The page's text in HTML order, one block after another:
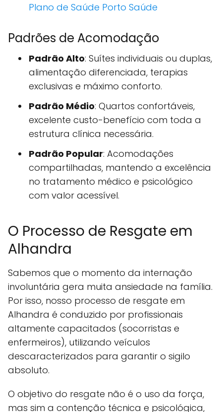
Plano de Saúde Porto Saúde
Padrões de Acomodação
Padrão Alto: Suítes individuais ou duplas,
alimentação diferenciada, terapias
exclusivas e máximo conforto.
Padrão Médio: Quartos confortáveis,
excelente custo-benefício com toda a
estrutura clínica necessária.
Padrão Popular: Acomodações
compartilhadas, mantendo a excelência
no tratamento médico e psicológico
com valor acessível.
O Processo de Resgate em
Alhandra
Sabemos que o momento da internação
involuntária gera muita ansiedade na família.
Por isso, nosso processo de resgate em
Alhandra é conduzido por profissionais
altamente capacitados (socorristas e
enfermeiros), utilizando veículos
descaracterizados para garantir o sigilo
absoluto.
O objetivo do resgate não é o uso da força,
mas sim a contenção técnica e psicológica,